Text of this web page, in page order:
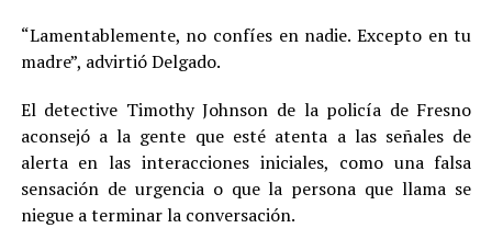
“Lamentablemente, no confíes en nadie. Excepto en tu
madre”, advirtió Delgado.
El detective Timothy Johnson de la policía de Fresno
aconsejó a la gente que esté atenta a las señales de
alerta en las interacciones iniciales, como una falsa
sensación de urgencia o que la persona que llama se
niegue a terminar la conversación.